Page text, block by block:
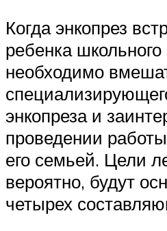
Когда энкопрез
ребенка школьного
необходимо
энкопреза и
проведении
его семьей. Цели
вероятно, будут
четырех